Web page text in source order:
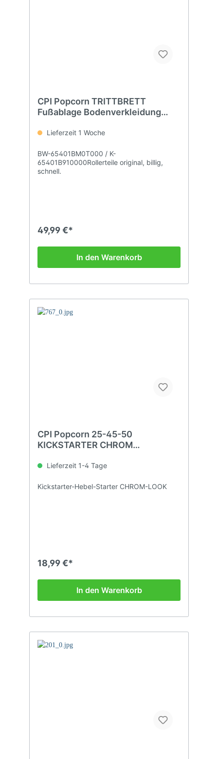
CPI Popcorn TRITTBRETT
Fußablage Bodenverkleidung
Lieferzeit 1 Woche
BW-65401BM0T000 / K-
65401B910000Rollerteile original, billig,
schnell.
49,99 €*
In den Warenkorb
CPI Popcorn 25-45-50
KICKSTARTER CHROM
Lieferzeit 1-4 Tage
Kickstarter-Hebel-Starter CHROM-LOOK
18,99 €*
In den Warenkorb